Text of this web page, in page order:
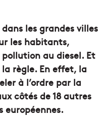
les grandes villes
les habitants,
au diesel. Et
la règle. En effet, la
à l’ordre par la
côtés de 18 autres
européennes.